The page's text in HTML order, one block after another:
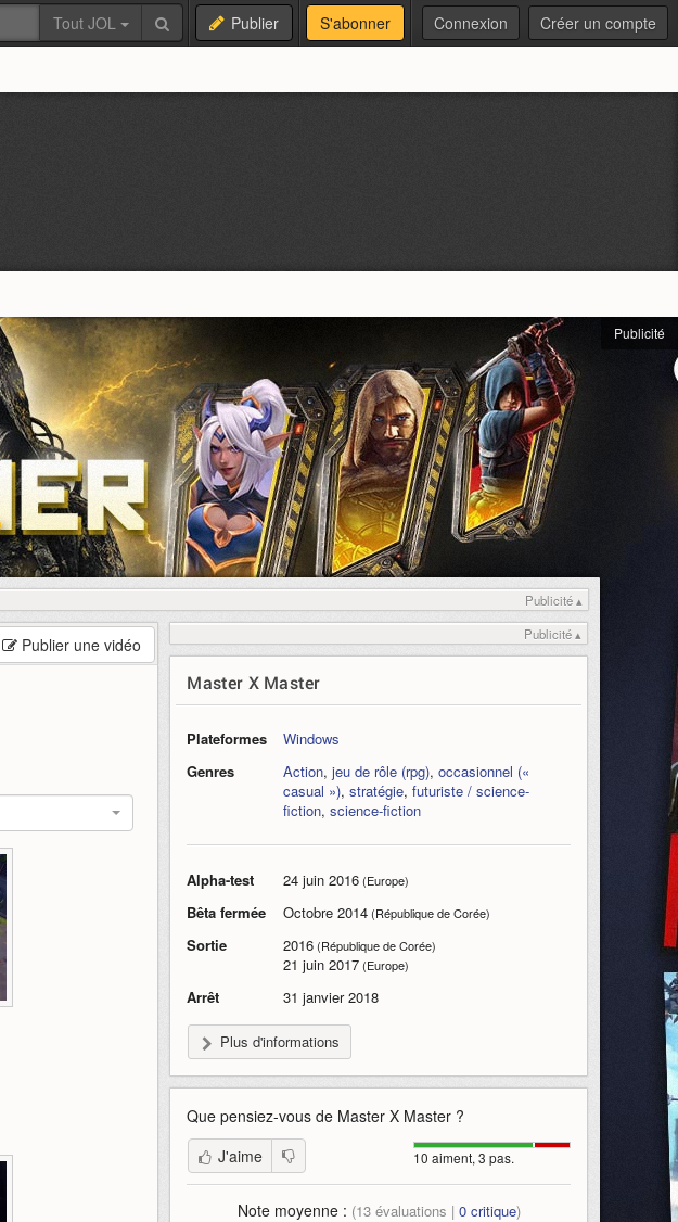
Tout JOL Publier S'abonner Connexion Créer un compte
Publicité
Publicité ▴
Publier une vidéo Publicité ▴
Master X Master
Plateformes
Windows
Genres
Action,jeu de rôle (rpg),occasionnel («
casual »),stratégie,futuriste / science-
fiction,science-fiction
Alpha-test 24 juin 2016(Europe)
Bêta fermée Octobre 2014(République de Corée)
Sortie 2016(République de Corée)
21 juin 2017(Europe)
Arrêt 31 janvier 2018
Plus d'informations
Que pensiez-vous de Master X Master ?
10 aiment, 3 pas.
J'aime
Note moyenne : (13évaluations | 0critique)